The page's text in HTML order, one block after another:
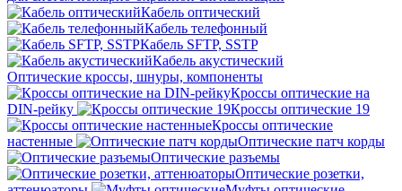
Кабель оптический
Кабель телефонный
Кабель SFTP, SSTP
Кабель акустический
Оптические кроссы, шнуры, компоненты
Кроссы оптические на
DIN-рейку
Кроссы оптические 19
Кроссы оптические
настенные
Оптические патч корды
Оптические разъемы
Оптические розетки,